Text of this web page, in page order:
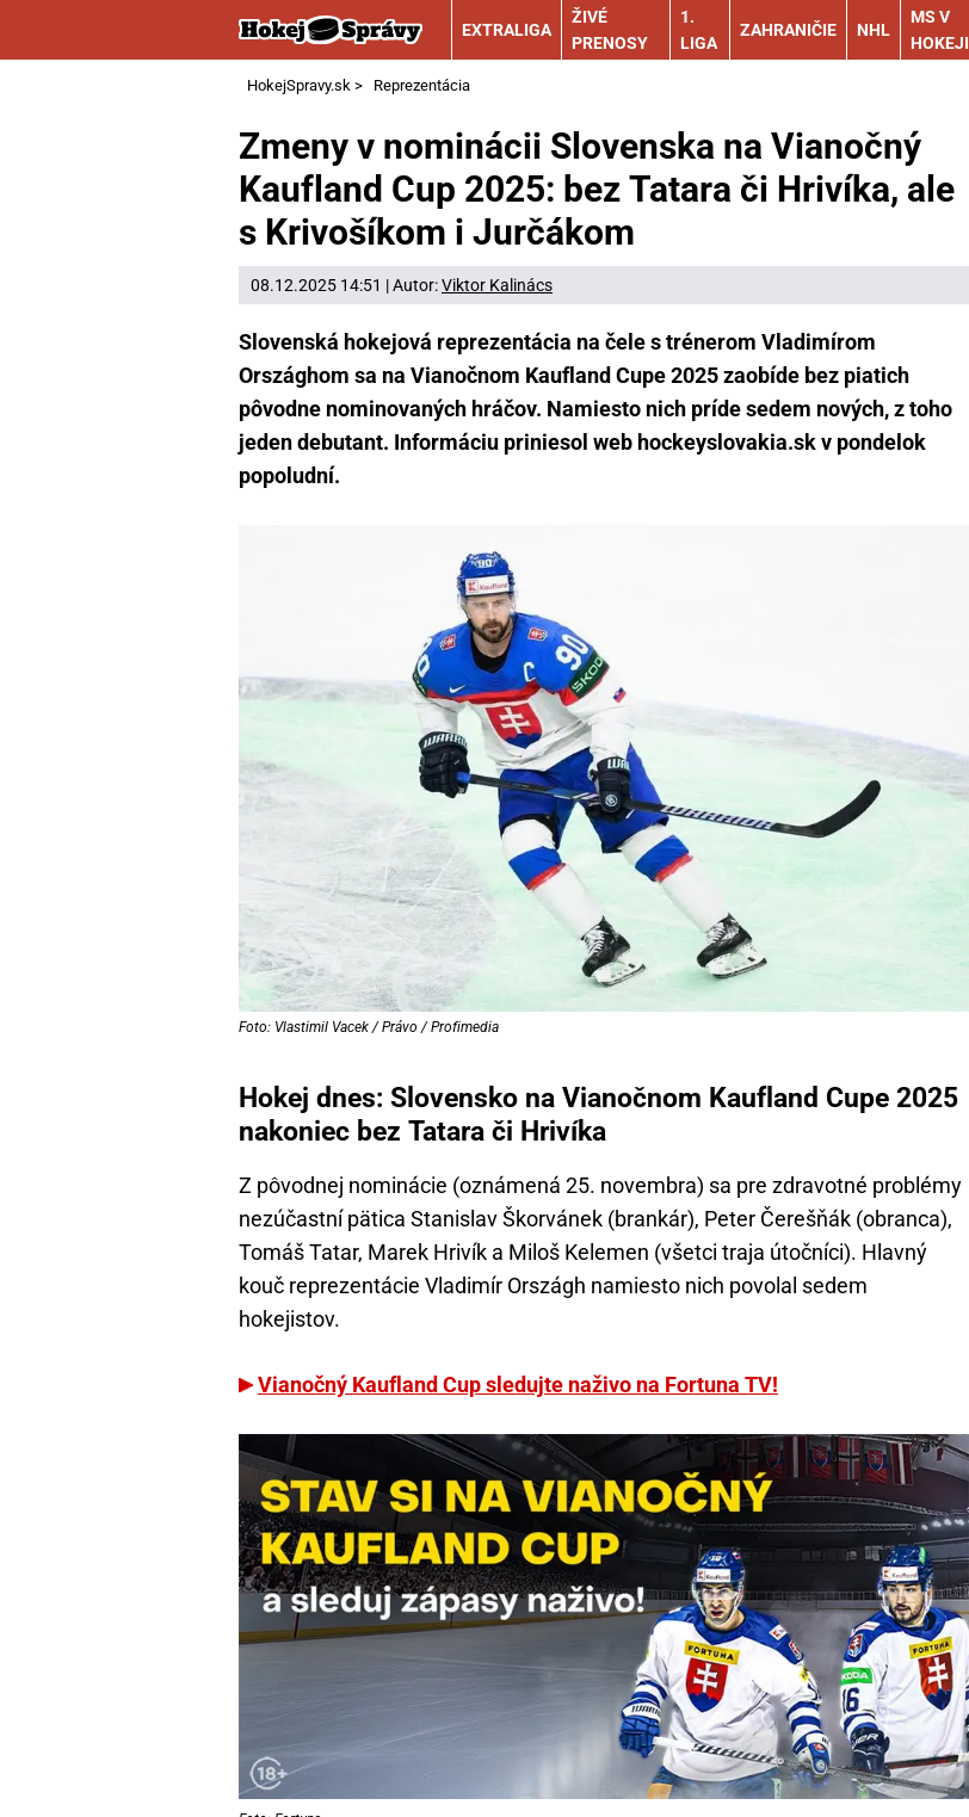
EXTRALIGA
ŽIVÉ
PRENOSY
1.
LIGA
ZAHRANIČIE NHL
MS V
HOKEJI
HokejSpravy.sk > Reprezentácia
Zmeny v nominácii Slovenska na Vianočný
Kaufland Cup 2025: bez Tatara či Hrivíka, ale
s Krivošíkom i Jurčákom
08.12.2025 14:51 | Autor:Viktor Kalinács
Slovenská hokejová reprezentácia na čele s trénerom Vladimírom
Országhom sa na Vianočnom Kaufland Cupe 2025 zaobíde bez piatich
pôvodne nominovaných hráčov. Namiesto nich príde sedem nových, z toho
jeden debutant. Informáciu priniesol web hockeyslovakia.sk v pondelok
popoludní.
Foto: Vlastimil Vacek / Právo / Profimedia
Hokej dnes: Slovensko na Vianočnom Kaufland Cupe 2025
nakoniec bez Tatara či Hrivíka
Z pôvodnej nominácie (oznámená 25. novembra) sa pre zdravotné problémy
nezúčastní pätica Stanislav Škorvánek (brankár), Peter Čerešňák (obranca),
Tomáš Tatar, Marek Hrivík a Miloš Kelemen (všetci traja útočníci). Hlavný
kouč reprezentácie Vladimír Országh namiesto nich povolal sedem
hokejistov.
Vianočný Kaufland Cup sledujte naživo na Fortuna TV!